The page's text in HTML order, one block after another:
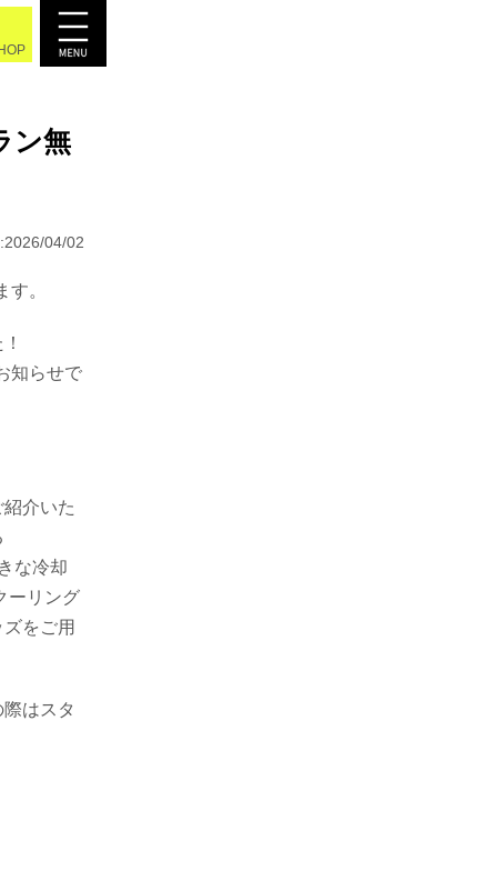
ン無
04/02
。
知らせで
介いた
な冷却
ーリング
をご用
はスタ